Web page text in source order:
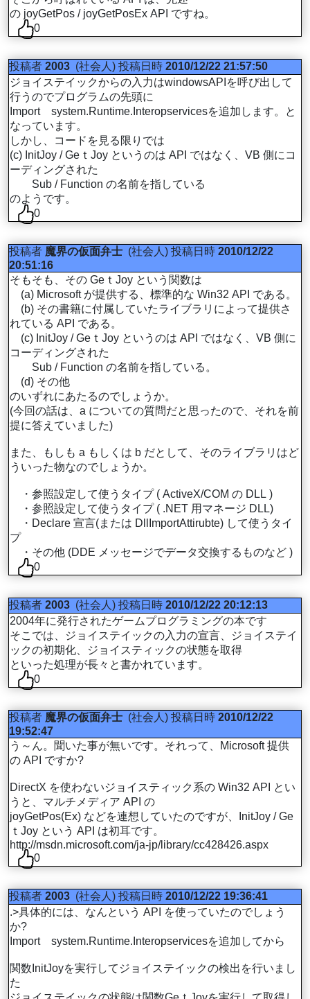
の joyGetPos / joyGetPosEx API ですね。
0
投稿者 2003 (社会人) 投稿日時 2010/12/22 21:57:50
ジョイステイックからの入力はwindowsAPIを呼び出して
行うのでプログラムの先頭に
Import system.Runtime.Interopservicesを追加します。と
なっています。
しかし、コードを見る限りでは
(c) InitJoy / GeｔJoy というのは API ではなく、VB 側にコ
ーディングされた
Sub / Function の名前を指している
のようです。
0
投稿者 魔界の仮面弁士 (社会人) 投稿日時 2010/12/22
20:51:16
そもそも、その GeｔJoy という関数は
(a) Microsoft が提供する、標準的な Win32 API である。
(b) その書籍に付属していたライブラリによって提供さ
れている API である。
(c) InitJoy / GeｔJoy というのは API ではなく、VB 側に
コーディングされた
Sub / Function の名前を指している。
(d) その他
のいずれにあたるのでしょうか。
(今回の話は、a についての質問だと思ったので、それを前
提に答えていました)
また、もしも a もしくは b だとして、そのライブラリはど
ういった物なのでしょうか。
・参照設定して使うタイプ ( ActiveX/COM の DLL )
・参照設定して使うタイプ ( .NET 用マネージ DLL)
・Declare 宣言(または DllImportAttirubte) して使うタイ
プ
・その他 (DDE メッセージでデータ交換するものなど )
0
投稿者 2003 (社会人) 投稿日時 2010/12/22 20:12:13
2004年に発行されたゲームプログラミングの本です
そこでは、ジョイステイックの入力の宣言、ジョイステイ
ックの初期化、ジョイスティックの状態を取得
といった処理が長々と書かれています。
0
投稿者 魔界の仮面弁士 (社会人) 投稿日時 2010/12/22
19:52:47
う～ん。聞いた事が無いです。それって、Microsoft 提供
の API ですか?
DirectX を使わないジョイスティック系の Win32 API とい
うと、マルチメディア API の
joyGetPos(Ex) などを連想していたのですが、InitJoy / Ge
ｔJoy という API は初耳です。
http://msdn.microsoft.com/ja-jp/library/cc428426.aspx
0
投稿者 2003 (社会人) 投稿日時 2010/12/22 19:36:41
.>具体的には、なんという API を使っていたのでしょう
か?
Import system.Runtime.Interopservicesを追加してから
関数InitJoyを実行してジョイステイックの検出を行いまし
た